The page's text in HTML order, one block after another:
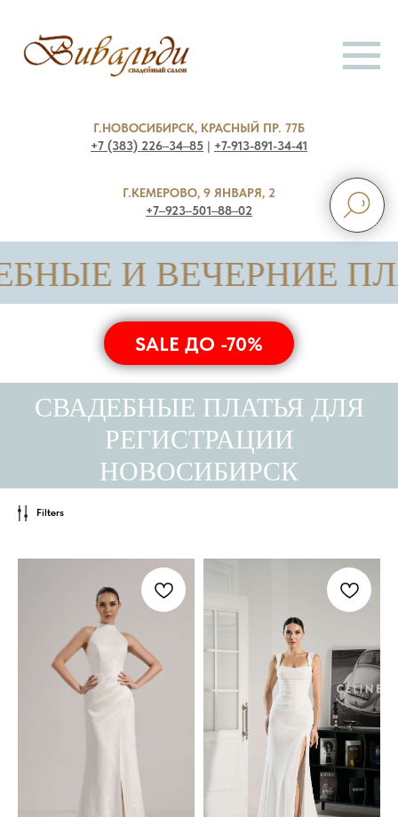
Г.НОВОСИБИРСК, КРАСНЫЙ ПР. 77Б
+7 (383) 226‒34‒85 | +7-913-891-34-41
Г.КЕМЕРОВО, 9 ЯНВАРЯ, 2
+7‒923‒501‒88‒02
ПЛАТЬЯ •
SALE ДО -70%
СВАДЕБНЫЕ ПЛАТЬЯ ДЛЯ
РЕГИСТРАЦИИ
НОВОСИБИРСК
Filters